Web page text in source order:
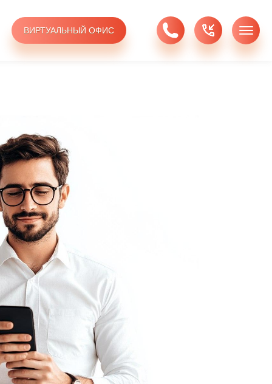
ВИРТУАЛЬНЫЙ ОФИС